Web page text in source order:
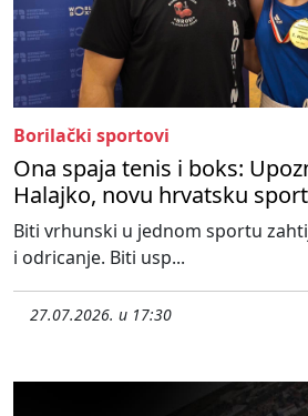
Borilački sportovi
Ona spaja tenis i boks:
Halajko, novu hrvatsku
Biti vrhunski u jednom sportu
i odricanje. Biti usp...
27.07.2026. u 17:30